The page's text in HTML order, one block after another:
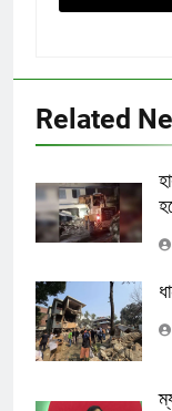
Related